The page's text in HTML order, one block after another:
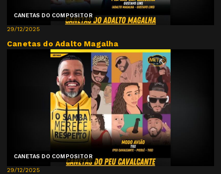
CANETAS DO COMPOSITOR
29/12/2025
Canetas do Adalto Magalha
CANETAS DO COMPOSITOR
29/12/2025